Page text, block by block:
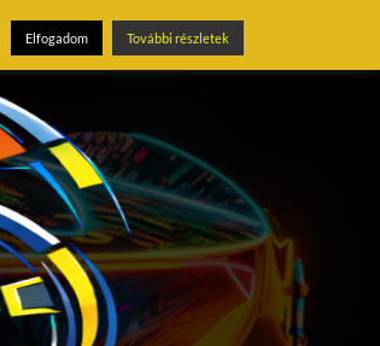
Elfogadom További részletek